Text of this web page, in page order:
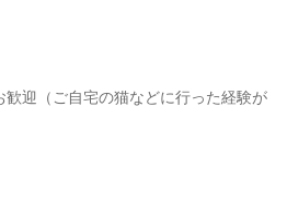
迎（ご自宅の猫などに行った経験が